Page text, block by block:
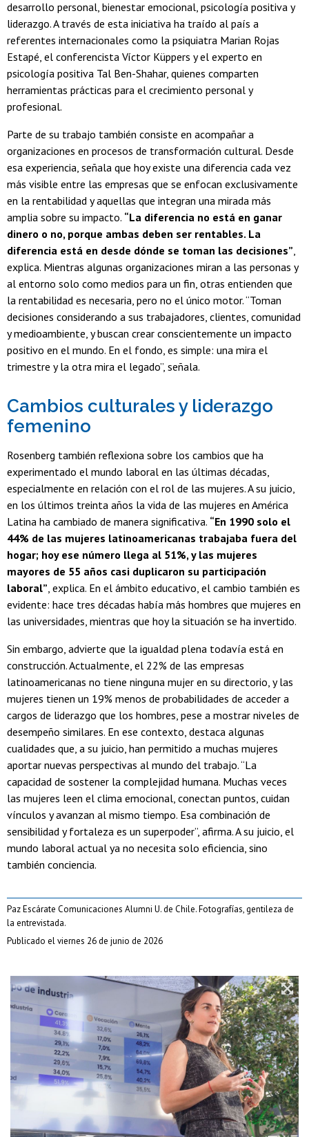
desarrollo personal, bienestar emocional, psicología positiva y
liderazgo. A través de esta iniciativa ha traído al país a
referentes internacionales como la psiquiatra Marian Rojas
Estapé, el conferencista Víctor Küppers y el experto en
psicología positiva Tal Ben-Shahar, quienes comparten
herramientas prácticas para el crecimiento personal y
profesional.
Parte de su trabajo también consiste en acompañar a
organizaciones en procesos de transformación cultural. Desde
esa experiencia, señala que hoy existe una diferencia cada vez
más visible entre las empresas que se enfocan exclusivamente
en la rentabilidad y aquellas que integran una mirada más
amplia sobre su impacto. “La diferencia no está en ganar
dinero o no, porque ambas deben ser rentables. La
diferencia está en desde dónde se toman las decisiones”,
explica. Mientras algunas organizaciones miran a las personas y
al entorno solo como medios para un fin, otras entienden que
la rentabilidad es necesaria, pero no el único motor. “Toman
decisiones considerando a sus trabajadores, clientes, comunidad
y medioambiente, y buscan crear conscientemente un impacto
positivo en el mundo. En el fondo, es simple: una mira el
trimestre y la otra mira el legado”, señala.
Cambios culturales y liderazgo
femenino
Rosenberg también reflexiona sobre los cambios que ha
experimentado el mundo laboral en las últimas décadas,
especialmente en relación con el rol de las mujeres. A su juicio,
en los últimos treinta años la vida de las mujeres en América
Latina ha cambiado de manera significativa. “En 1990 solo el
44% de las mujeres latinoamericanas trabajaba fuera del
hogar; hoy ese número llega al 51%, y las mujeres
mayores de 55 años casi duplicaron su participación
laboral”, explica. En el ámbito educativo, el cambio también es
evidente: hace tres décadas había más hombres que mujeres en
las universidades, mientras que hoy la situación se ha invertido.
Sin embargo, advierte que la igualdad plena todavía está en
construcción. Actualmente, el 22% de las empresas
latinoamericanas no tiene ninguna mujer en su directorio, y las
mujeres tienen un 19% menos de probabilidades de acceder a
cargos de liderazgo que los hombres, pese a mostrar niveles de
desempeño similares. En ese contexto, destaca algunas
cualidades que, a su juicio, han permitido a muchas mujeres
aportar nuevas perspectivas al mundo del trabajo. “La
capacidad de sostener la complejidad humana. Muchas veces
las mujeres leen el clima emocional, conectan puntos, cuidan
vínculos y avanzan al mismo tiempo. Esa combinación de
sensibilidad y fortaleza es un superpoder”, afirma. A su juicio, el
mundo laboral actual ya no necesita solo eficiencia, sino
también conciencia.
Paz Escárate Comunicaciones Alumni U. de Chile. Fotografías, gentileza de
la entrevistada.
Publicado el viernes 26 de junio de 2026